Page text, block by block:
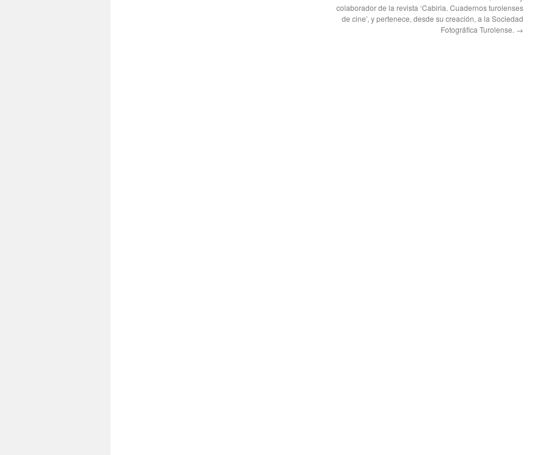
colaborador de la revista ‘Cabiria. Cuadernos turolenses
de cine’, y pertenece, desde su creación, a la Sociedad
Fotográfica Turolense. →